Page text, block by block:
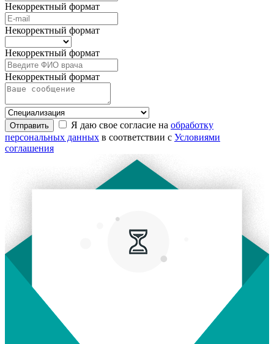
Некорректный формат
Некорректный формат
Некорректный формат
Некорректный формат
Отправить Я даю свое согласие на обработку
персональных данных в соответствии с Условиями
соглашения